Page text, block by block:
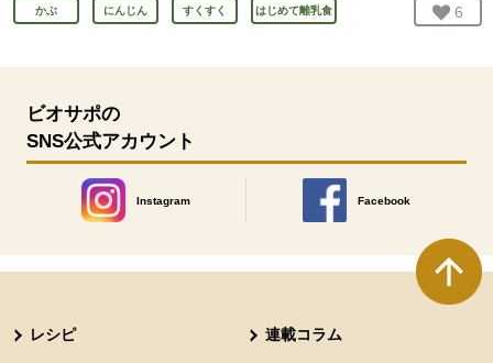
かぶ にんじん すくすく はじめて離乳食 お気
6
ビオサポの
SNS公式アカウント
Instagram
別のウィンドウで開きます。
Facebook
別のウィンドウで開きます
レシピ 連載コラム